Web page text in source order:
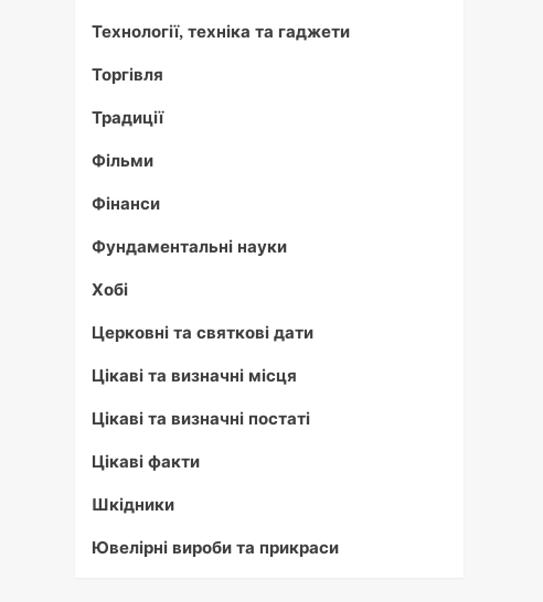
Технології, техніка та гаджети
Торгівля
Традиції
Фільми
Фінанси
Фундаментальні науки
Хобі
Церковні та святкові дати
Цікаві та визначні місця
Цікаві та визначні постаті
Цікаві факти
Шкідники
Ювелірні вироби та прикраси